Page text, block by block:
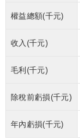
權益總額(千元)
收入(千元)
毛利(千元)
除稅前虧損(千元)
年內虧損(千元)